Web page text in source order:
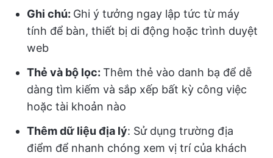
Ghi chú: Ghi ý tưởng ngay lập tức từ máy
tính để bàn, thiết bị di động hoặc trình duyệt
web
Thẻ và bộ lọc: Thêm thẻ vào danh bạ để dễ
dàng tìm kiếm và sắp xếp bất kỳ công việc
hoặc tài khoản nào
Thêm dữ liệu địa lý: Sử dụng trường địa
điểm để nhanh chóng xem vị trí của khách